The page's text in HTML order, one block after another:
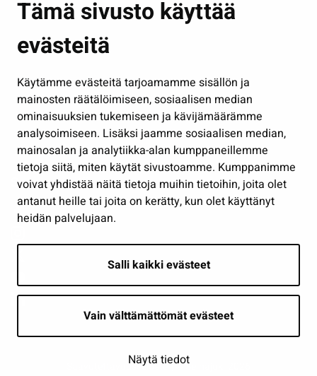
Tämä sivusto käyttää
evästeitä
Käytämme evästeitä tarjoamamme sisällön ja
mainosten räätälöimiseen, sosiaalisen median
ominaisuuksien tukemiseen ja kävijämäärämme
analysoimiseen. Lisäksi jaamme sosiaalisen median,
mainosalan ja analytiikka-alan kumppaneillemme
tietoja siitä, miten käytät sivustoamme. Kumppanimme
voivat yhdistää näitä tietoja muihin tietoihin, joita olet
antanut heille tai joita on kerätty, kun olet käyttänyt
heidän palvelujaan.
Salli kaikki evästeet
Vain välttämättömät evästeet
Näytä tiedot
Kasvatus ja opetus
Kulttuuri ja liikunta
Työ ja yrittäminen
Osallistu ja asioi
Näytä omat evästeasetukseni
Seuraa meitä
Saavutettavuusseloste | © Seinäjoki 2026